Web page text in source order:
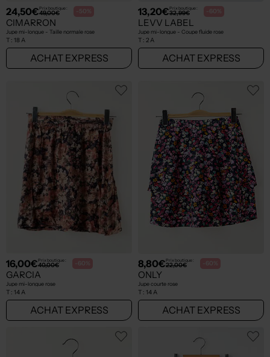
24,50€Prix boutique :
49,00€ -50%
CIMARRON
Jupe mi-longue - Taille normale rose
T : 18 A
ACHAT EXPRESS
13,20€Prix boutique :
32,99€ -60%
LEVV LABEL
Jupe mi-longue - Coupe fluide rose
T : 2 A
ACHAT EXPRESS
16,00€Prix boutique :
40,00€ -60%
GARCIA
Jupe mi-longue rose
T : 14 A
ACHAT EXPRESS
8,80€Prix boutique :
22,00€ -60%
ONLY
Jupe courte rose
T : 14 A
ACHAT EXPRESS